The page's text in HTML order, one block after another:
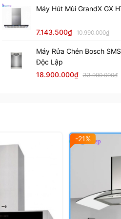
Máy Hút Mùi GrandX GX
7.143.500₫ 10.990.000₫
Máy Rửa Chén Bosch
Độc Lập
18.900.000₫ 33.990.000₫
-21%